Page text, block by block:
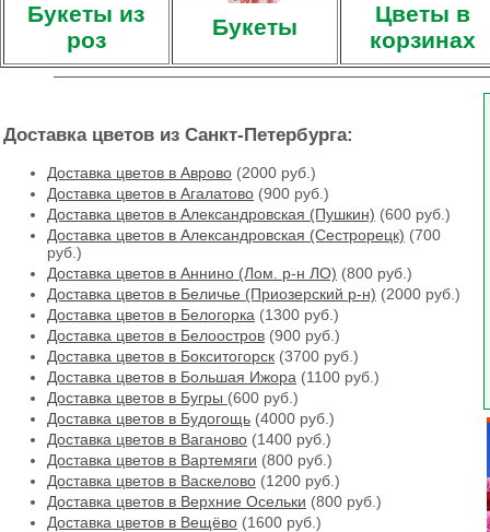
Букеты из
роз
Букеты
Цветы в
корзинах
Доставка цветов из Санкт-Петербурга:
Доставка цветов в Аврово (2000 руб.)
Доставка цветов в Агалатово (900 руб.)
Доставка цветов в Александровская (Пушкин) (600 руб.)
Доставка цветов в Александровская (Сестрорецк) (700
руб.)
Доставка цветов в Аннино (Лом. р-н ЛО) (800 руб.)
Доставка цветов в Беличье (Приозерский р-н) (2000 руб.)
Доставка цветов в Белогорка (1300 руб.)
Доставка цветов в Белоостров (900 руб.)
Доставка цветов в Бокситогорск (3700 руб.)
Доставка цветов в Большая Ижора (1100 руб.)
Доставка цветов в Бугры (600 руб.)
Доставка цветов в Будогощь (4000 руб.)
Доставка цветов в Ваганово (1400 руб.)
Доставка цветов в Вартемяги (800 руб.)
Доставка цветов в Васкелово (1200 руб.)
Доставка цветов в Верхние Осельки (800 руб.)
Доставка цветов в Вещёво (1600 руб.)